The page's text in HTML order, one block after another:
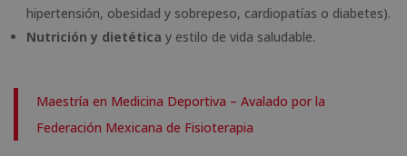
hipertensión, obesidad y sobrepeso, cardiopatías o diabetes).
Nutrición y dietética y estilo de vida saludable.
Maestría en Medicina Deportiva – Avalado por la
Federación Mexicana de Fisioterapia